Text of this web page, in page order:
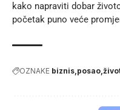
kako napraviti dobar
početak puno veće
OZNAKE biznis posao